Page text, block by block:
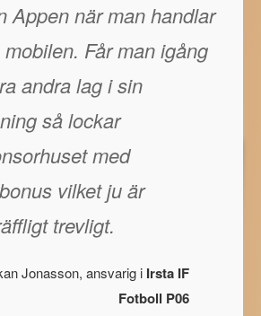
Appen när man handlar
mobilen. Får man igång
andra lag i sin
så lockar
med
vilket ju är
trevligt.
Jonasson, ansvarig i Irsta IF
Fotboll P06